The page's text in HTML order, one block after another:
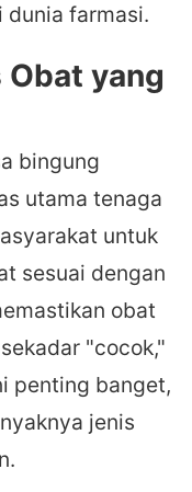
dunia farmasi.
yang
bingung
utama tenaga
untuk
sesuai dengan
obat
"cocok,"
penting banget,
jenis